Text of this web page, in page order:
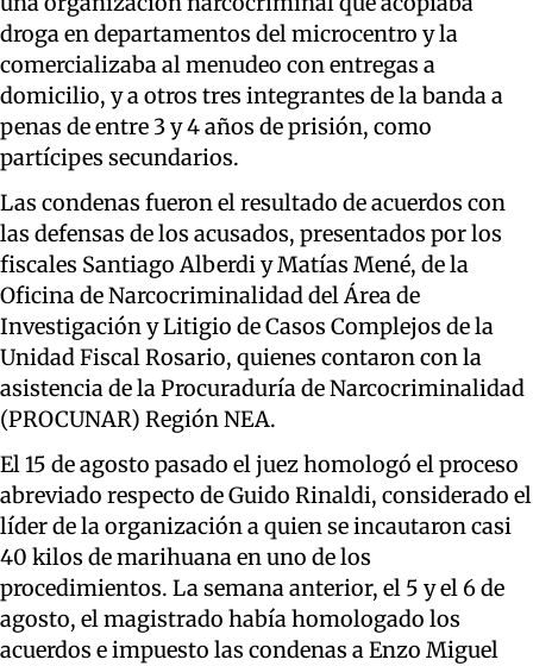
droga en departamentos del microcentro y la
comercializaba al menudeo con entregas a
domicilio, y a otros tres integrantes de la banda a
penas de entre 3 y 4 años de prisión, como
partícipes secundarios.
Las condenas fueron el resultado de acuerdos con
las defensas de los acusados, presentados por los
fiscales Santiago Alberdi y Matías Mené, de la
Oficina de Narcocriminalidad del Área de
Investigación y Litigio de Casos Complejos de la
Unidad Fiscal Rosario, quienes contaron con la
asistencia de la Procuraduría de Narcocriminalidad
(PROCUNAR) Región NEA.
El 15 de agosto pasado el juez homologó el proceso
abreviado respecto de Guido Rinaldi, considerado el
líder de la organización a quien se incautaron casi
40 kilos de marihuana en uno de los
procedimientos. La semana anterior, el 5 y el 6 de
agosto, el magistrado había homologado los
acuerdos e impuesto las condenas a Enzo Miguel